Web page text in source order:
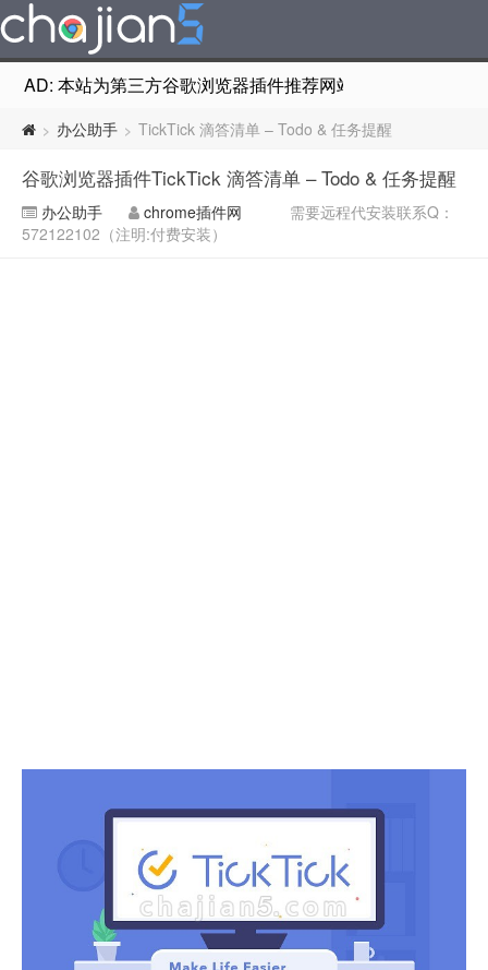
AD: 本站为第三方谷歌浏览器插件推荐网站，非Google
> 办公助手 > TickTick 滴答清单 – Todo & 任务提醒
谷歌浏览器插件TickTick 滴答清单 – Todo & 任务提醒
办公助手 chrome插件网
需要远程代安装联系Q：
572122102（注明:付费安装）